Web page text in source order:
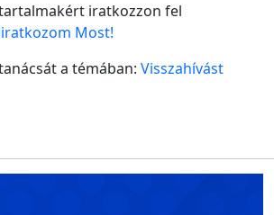
iratkozzon fel
Most!
a témában: Visszahívást